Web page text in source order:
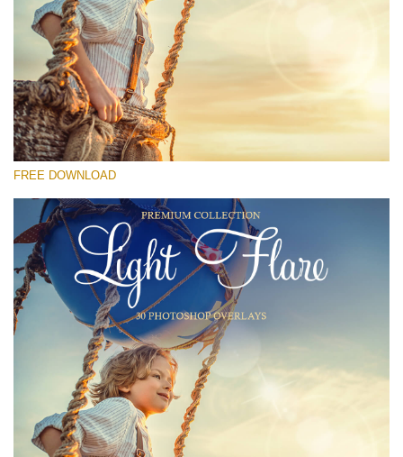
Kérlek, válassz
Free Photoshop Overlay #29
Small 800*533px
Light Flare
(30 Overlays)
Light Sparkling
(740 Overlays)
Large 6000*4000px
Entire Collection
(1783 Overlays)
Large 6000*4000px
Ingyenes letöltés
FREE DOWNLOAD